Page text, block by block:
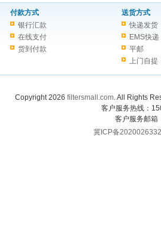
付款方式
银行汇款
在线支付
货到付款
送货方式
快递发货
EMS快递
平邮
上门自提
Copyright 2026 filtersmall.com. All Rights
客户服务热线：
客户服务邮箱
冀ICP备